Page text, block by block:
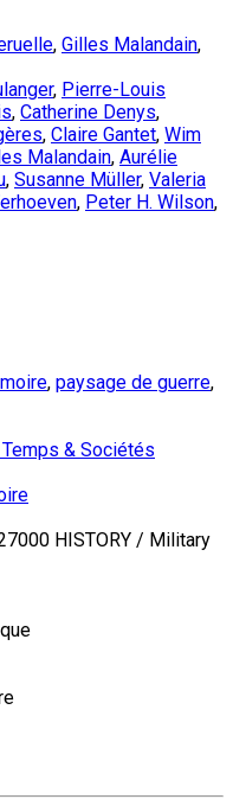
, Gilles Malandain,
, Pierre-Louis
, Catherine Denys,
, Claire Gantet, Wim
Malandain, Aurélie
, Susanne Müller, Valeria
, Peter H. Wilson,
, paysage de guerre,
& Sociétés
HISTORY / Military